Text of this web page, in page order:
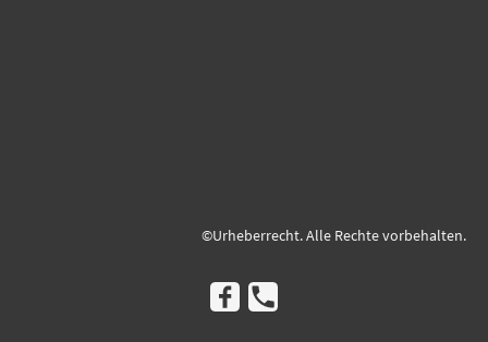
©Urheberrecht. Alle Rechte vorbehalten.